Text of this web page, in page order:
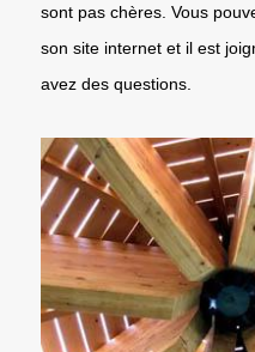
sont pas chères. Vous
son site internet et il est
avez des questions.